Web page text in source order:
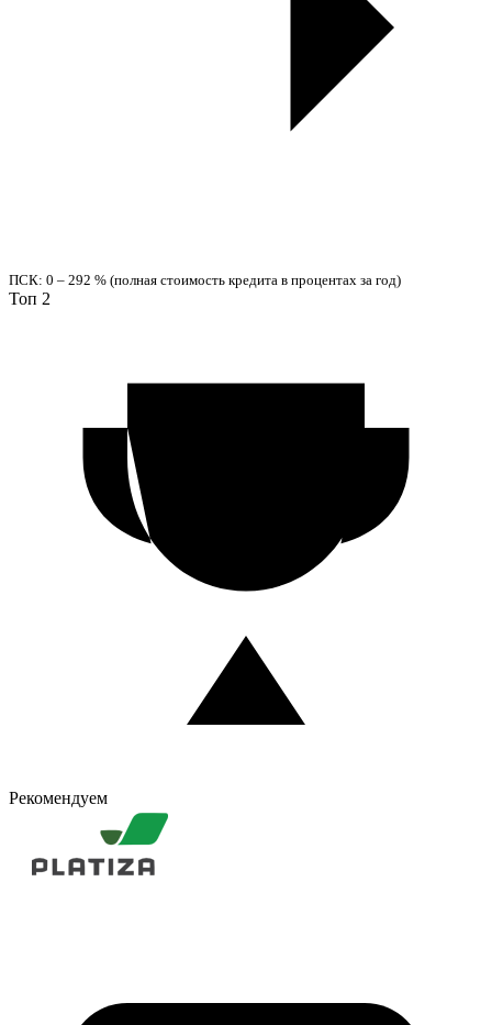
ПСК: 0 – 292 % (полная стоимость кредита в процентах за год)
Топ 2
Рекомендуем